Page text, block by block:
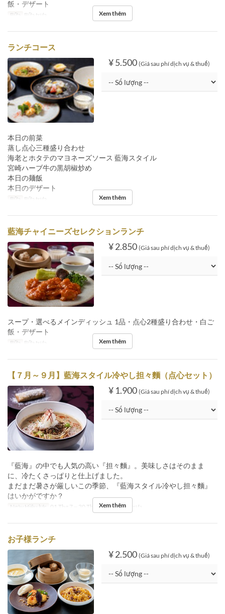
飯・デザート
Bữa Bữa trưa Xem thêm
ランチコース
¥ 5.500 (Giá sau phí dịch vụ & thuế)
本日の前菜
蒸し点心三種盛り合わせ
海老とホタテのマヨネーズソース 藍海スタイル
宮崎ハーブ牛の黒胡椒炒め
本日の麺飯
本日のデザート
Bữa Bữa trưa Xem thêm
藍海チャイニーズセレクションランチ
¥ 2.850 (Giá sau phí dịch vụ & thuế)
スープ・選べるメインディッシュ 1品・点心2種盛り合わせ・白ご
飯・デザート
Bữa Bữa trưa Xem thêm
【７月～９月】藍海スタイル冷やし担々麵（点心セット）
¥ 1.900 (Giá sau phí dịch vụ & thuế)
『藍海』の中でも人気の高い『担々麵』。美味しさはそのまま
に、冷たくさっぱりと仕上げました。
まだまだ暑さが厳しいこの季節、『藍海スタイル冷やし担々麵』
はいかがですか？
Ngày Hiệu lực 01 Thg 7 ~ 30 Thg 9 Bữa Bữa trưa
Xem thêm
お子様ランチ
¥ 2.500 (Giá sau phí dịch vụ & thuế)